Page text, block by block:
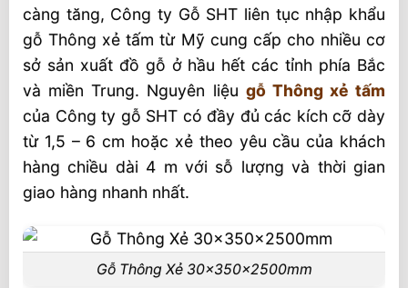
Nước
Đa dạng nội thất
Đặc điểm gỗ tại SHT VIỆT NAM
càng tăng, Công ty Gỗ SHT liên tục nhập khẩu
gỗ Thông xẻ tấm từ Mỹ cung cấp cho nhiều cơ
sở sản xuất đồ gỗ ở hầu hết các tỉnh phía Bắc
và miền Trung. Nguyên liệu gỗ Thông xẻ tấm
của Công ty gỗ SHT có đầy đủ các kích cỡ dày
từ 1,5 – 6 cm hoặc xẻ theo yêu cầu của khách
hàng chiều dài 4 m với sỗ lượng và thời gian
giao hàng nhanh nhất.
Gỗ Thông Xẻ 30x350x2500mm